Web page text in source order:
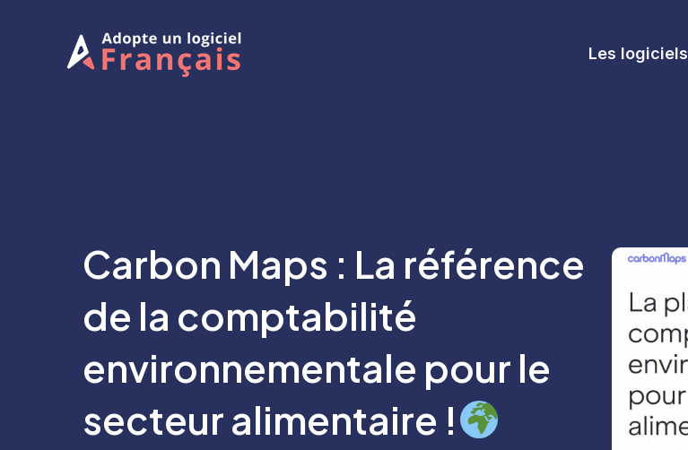
Les logiciels
Carbon Maps : La référence
de la comptabilité
environnementale pour le
secteur alimentaire !